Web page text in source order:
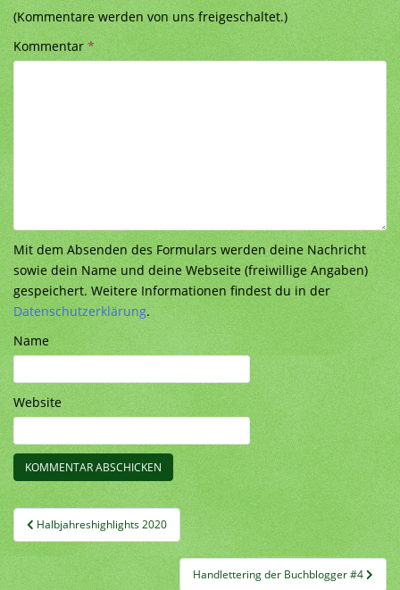
(Kommentare werden von uns freigeschaltet.)
Kommentar*
Mit dem Absenden des Formulars werden deine Nachricht
sowie dein Name und deine Webseite (freiwillige Angaben)
gespeichert. Weitere Informationen findest du in der
Datenschutzerklärung.
Name
Website
Beitragsnavigation
Halbjahreshighlights 2020
Handlettering der Buchblogger #4